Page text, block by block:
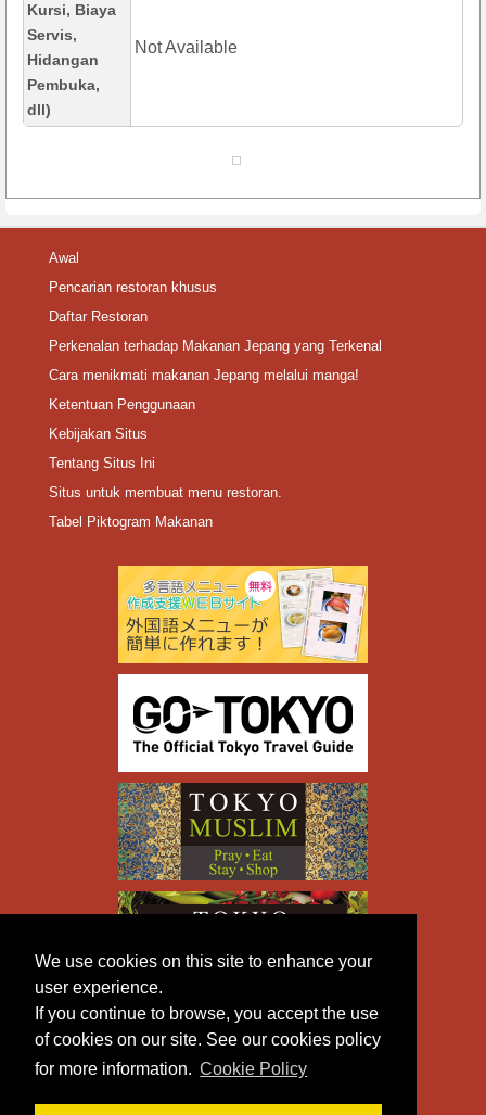
We use cookies on this site to enhance your
user experience.
If you continue to browse, you accept the use
of cookies on our site. See our cookies policy
for more information. Cookie Policy
Kursi, Biaya
Servis,
Hidangan
Pembuka,
dll)
Not Available
Awal
Pencarian restoran khusus
Daftar Restoran
Perkenalan terhadap Makanan Jepang yang Terkenal
Cara menikmati makanan Jepang melalui manga!
Ketentuan Penggunaan
Kebijakan Situs
Tentang Situs Ini
Situs untuk membuat menu restoran.
Tabel Piktogram Makanan